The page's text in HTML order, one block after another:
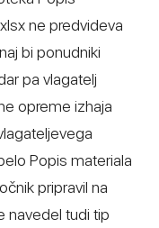
ne predvideva
bi ponudniki
pa vlagatelj
opreme izhaja
Popis materiala
pripravil na
navedel tudi tip